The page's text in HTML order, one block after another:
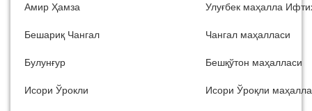
Амир Ҳамза Улуғбек маҳалла
Бешариқ Чангал Чангал маҳалласи
Булунғур Бешқўтон маҳалласи
Исори Ўрокли Исори Ўроқли